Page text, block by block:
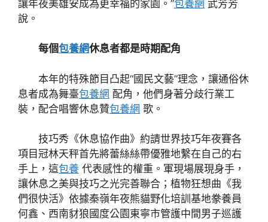
讓年夜美雄安成為更幸福的家園。”包養網 武芳芳
說。
每個包養網休息者都是時期配角
本年的特殊節目凸起“國民文藝”理念，讓通俗休
息者成為舞臺包養網 配角，他們身著分歧行業工
裝，配合唱響休息贊包養網 歌。
技巧秀《休息協作曲》約請世界技巧年夜賽各
項目冠林天秤首先將蕾絲絲帶優雅地繫在自己的右
手上，這包養 代表感性的權重。軍現場展現身手，
讓休息之美與技巧之光完善聯合；植物狂想曲《我
們很快活》依據秦嶺年夜熊貓野化培訓基地豢養員
何鑫、西南豺狼國度公園東寧市管護中間男子巡護